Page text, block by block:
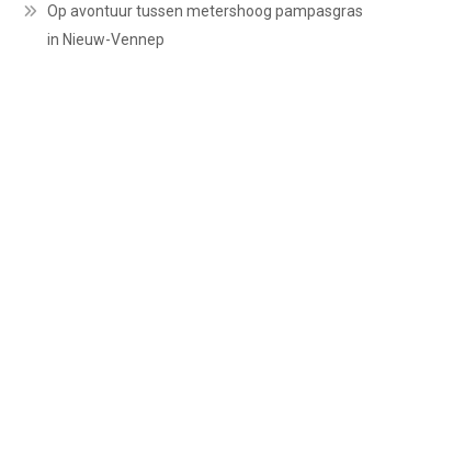
Op avontuur tussen metershoog pampasgras
in Nieuw-Vennep